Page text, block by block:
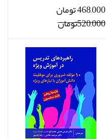
468,000 تومان
520,000تومان